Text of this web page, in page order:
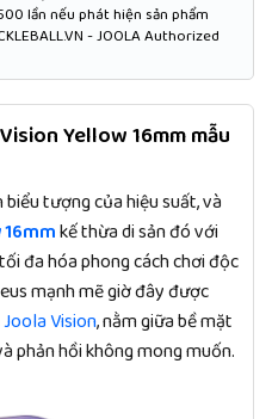
lần nếu phát hiện sản phẩm
- JOOLA Authorized
Yellow 16mm mẫu
tượng của hiệu suất, và
kế thừa di sản đó với
đa hóa phong cách chơi độc
mạnh mẽ giờ đây được
Joola Vision, nằm giữa bề mặt
phản hồi không mong muốn.